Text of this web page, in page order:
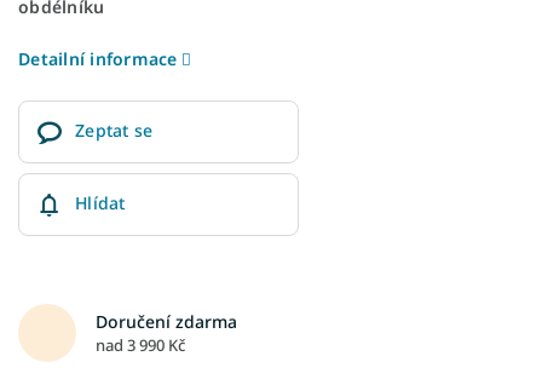
obdélníku
Detailní informace
Zeptat se
Hlídat
Doručení zdarma
nad 3 990 Kč